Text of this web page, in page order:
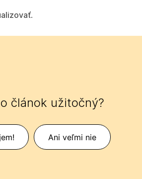
.
článok užitočný?
Ani veľmi nie